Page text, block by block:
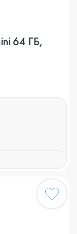
64 ГБ,